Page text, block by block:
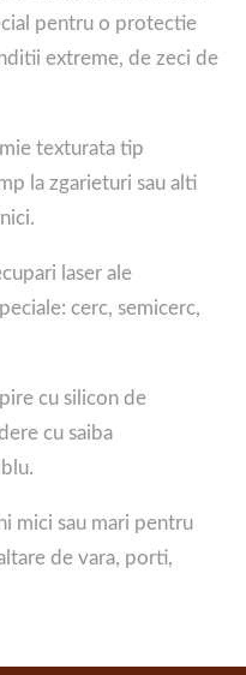
pentru o protectie
extreme, de zeci de
texturata tip
la zgarieturi sau alti
laser ale
cerc, semicerc,
cu silicon de
cu saiba
mici sau mari pentru
de vara, porti,